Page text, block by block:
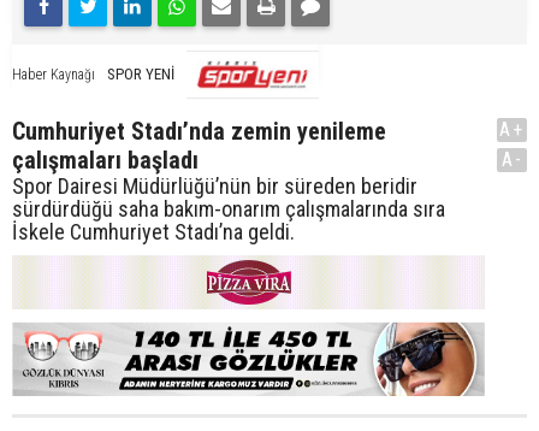
Haber Kaynağı SPOR YENİ
Cumhuriyet Stadı’nda zemin yenileme
çalışmaları başladı
Spor Dairesi Müdürlüğü’nün bir süreden beridir
sürdürdüğü saha bakım-onarım çalışmalarında sıra
İskele Cumhuriyet Stadı’na geldi.
A+
A-